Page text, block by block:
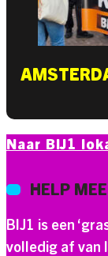
Naar BIJ1
HELP
BIJ1 is een
volledig af van